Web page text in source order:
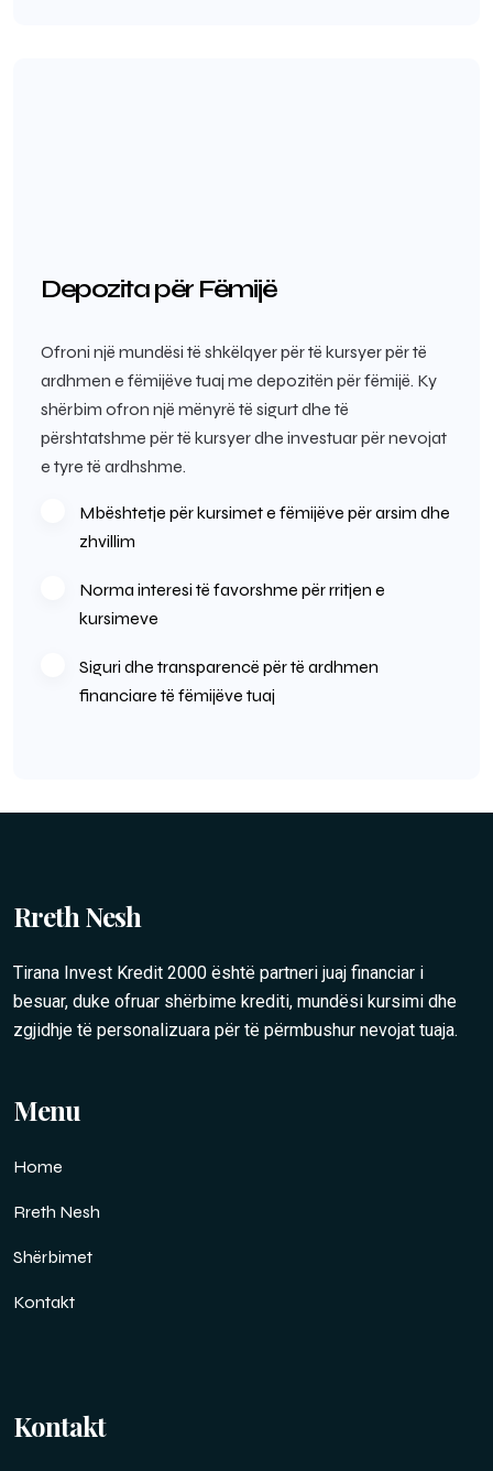
Depozita për Fëmijë
Ofroni një mundësi të shkëlqyer për të kursyer për të
ardhmen e fëmijëve tuaj me depozitën për fëmijë. Ky
shërbim ofron një mënyrë të sigurt dhe të
përshtatshme për të kursyer dhe investuar për nevojat
e tyre të ardhshme.
Mbështetje për kursimet e fëmijëve për arsim dhe
zhvillim
Norma interesi të favorshme për rritjen e
kursimeve
Siguri dhe transparencë për të ardhmen
financiare të fëmijëve tuaj
Rreth Nesh
Tirana Invest Kredit 2000 është partneri juaj financiar i
besuar, duke ofruar shërbime krediti, mundësi kursimi dhe
zgjidhje të personalizuara për të përmbushur nevojat tuaja.
Menu
Home
Rreth Nesh
Shërbimet
Kontakt
Kontakt